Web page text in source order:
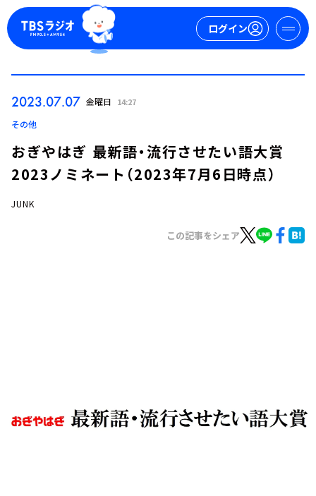
ログイン
2023.07.07 金曜日 14:27
その他
おぎやはぎ 最新語・流行させたい語大賞
2023ノミネート（2023年7月6日時点）
JUNK
この記事をシェア